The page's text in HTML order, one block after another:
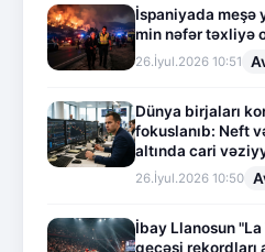
İspaniyada meşə
min nəfər təxliyə
26.İyul.2026 10:51
Dünya birjaları
fokuslanıb: Neft
altında cari
26.İyul.2026 10:50
İbay Llanosun
gecəsi rekordları